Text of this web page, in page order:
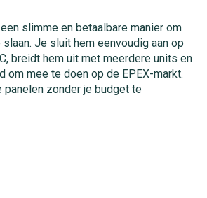
slimme en betaalbare manier om
Je sluit hem eenvoudig aan op
breidt hem uit met meerdere units en
om mee te doen op de EPEX-markt.
panelen zonder je budget te